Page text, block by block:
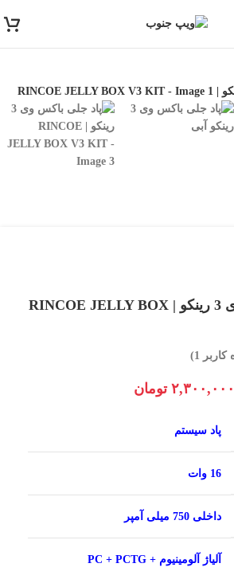
پست و تیپاکس
پاد جلی باکس وی 3 رینکو | RINCOE JELLY BOX
کاربر 1
)
۲,۳۰۰,۰۰۰ تومان
پاد سیستم
16 وات
داخلی 750 میلی آمپر
آلیاژ آلومینیوم + PC + PCTG